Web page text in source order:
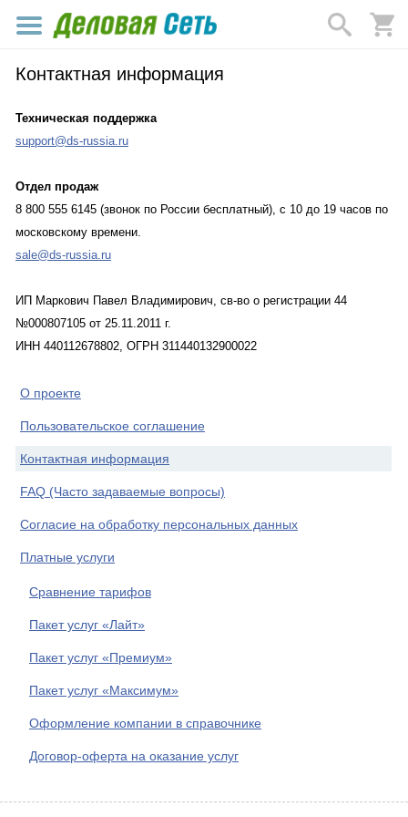
Контактная информация
Техническая поддержка
support@ds-russia.ru
Отдел продаж
8 800 555 6145 (звонок по России бесплатный), с 10 до 19 часов по
московскому времени.
sale@ds-russia.ru
ИП Маркович Павел Владимирович, св-во о регистрации 44
№000807105 от 25.11.2011 г.
ИНН 440112678802, ОГРН 311440132900022
О проекте
Пользовательское соглашение
Контактная информация
FAQ (Часто задаваемые вопросы)
Согласие на обработку персональных данных
Платные услуги
Сравнение тарифов
Пакет услуг «Лайт»
Пакет услуг «Премиум»
Пакет услуг «Максимум»
Оформление компании в справочнике
Договор-оферта на оказание услуг